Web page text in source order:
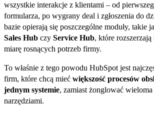
wszystkie interakcje z klientami – od
formularza, po wygrany deal i zgłoszenia do
bazie opierają się poszczególne moduły, takie
Sales Hub czy Service Hub, które
miarę rosnących potrzeb firmy.
To właśnie z tego powodu HubSpot jest
firm, które chcą mieć większość procesów
jednym systemie, zamiast żonglować
narzędziami.